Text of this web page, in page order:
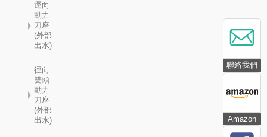
聯絡我們
Amazon
逕向
動力
刀座
(外部
出水)
徑向
雙頭
動力
刀座
(外部
出水)